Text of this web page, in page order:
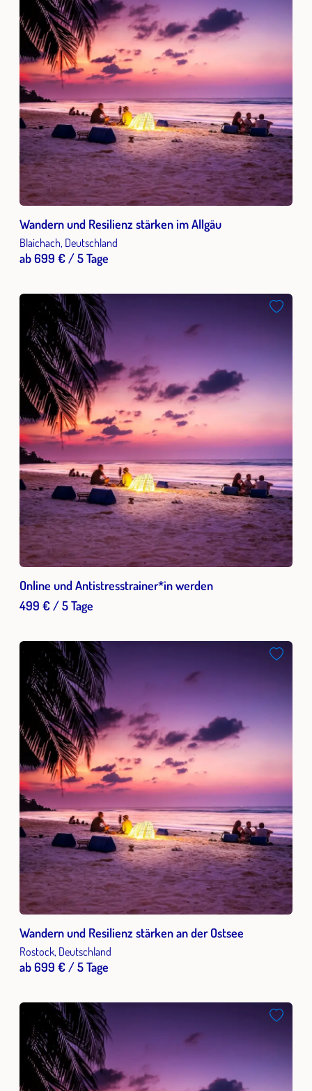
Wandern und Resilienz stärken im Allgäu
Blaichach, Deutschland
ab 699 € / 5 Tage
Online und Antistresstrainer*in werden
499 € / 5 Tage
Wandern und Resilienz stärken an der Ostsee
Rostock, Deutschland
ab 699 € / 5 Tage